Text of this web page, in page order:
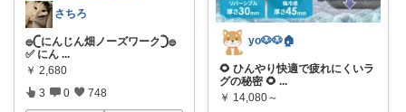
さちろ
𓐍𓊆にんじん畑ノーズワーク𓊇𓐍
✅ にん ...
￥ 2,680
3 0 748
yo🐶🐶🏠
🌻 ひんやり快適で疲れにくいラ
グの秘密 🌻 ...
￥ 14,080～